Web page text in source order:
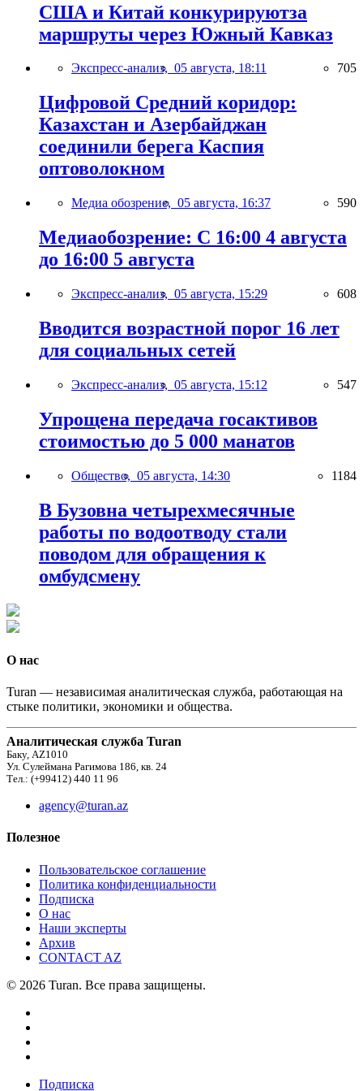
США и Китай конкурируютза
маршруты через Южный Кавказ
Экспресс-анализ, 05 августа, 18:11 705
Цифровой Средний коридор:
Казахстан и Азербайджан
соединили берега Каспия
оптоволокном
Медиа обозрение, 05 августа, 16:37 590
Медиаобозрение: С 16:00 4 августа
до 16:00 5 августа
Экспресс-анализ, 05 августа, 15:29 608
Вводится возрастной порог 16 лет
для социальных сетей
Экспресс-анализ, 05 августа, 15:12 547
Упрощена передача госактивов
стоимостью до 5 000 манатов
Общество, 05 августа, 14:30 1184
В Бузовна четырехмесячные
работы по водоотводу стали
поводом для обращения к
омбудсмену
О нас
Turan — независимая аналитическая служба, работающая на
стыке политики, экономики и общества.
Аналитическая служба Turan
Баку, AZ1010
Ул. Сулеймана Рагимова 186, кв. 24
Тел.: (+99412) 440 11 96
agency@turan.az
Полезное
Пользовательское соглашение
Политика конфиденциальности
Подписка
О нас
Наши эксперты
Архив
CONTACT AZ
© 2026 Turan. Все права защищены.
Подписка